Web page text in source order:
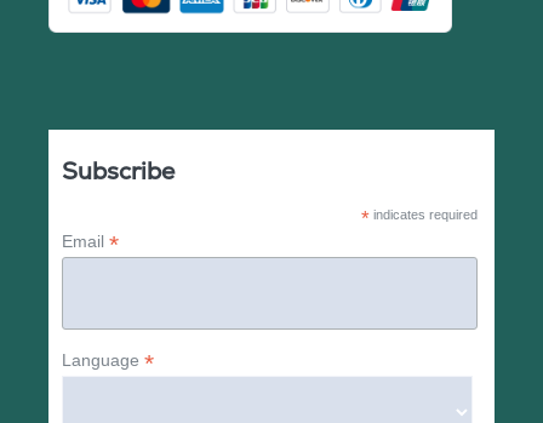
Subscribe
*indicates required
Email*
Language*